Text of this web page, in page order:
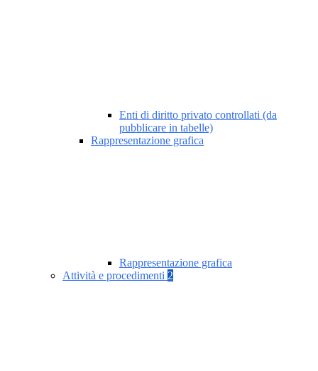
Enti di diritto privato controllati (da
pubblicare in tabelle)
Rappresentazione grafica
Rappresentazione grafica
Attività e procedimenti 2